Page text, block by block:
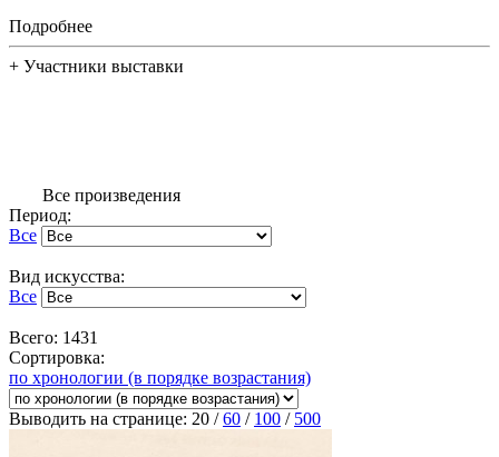
Подробнее
+ Участники выставки
Все произведения
Период:
Все
Вид искусства:
Все
Всего: 1431
Сортировка:
по хронологии (в порядке возрастания)
Выводить на странице: 20 /60 / 100 / 500